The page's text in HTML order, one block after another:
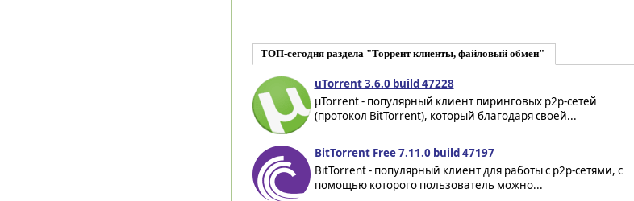
ТОП-сегодня раздела "Торрент клиенты, файловый обмен"
uTorrent 3.6.0 build 47228
µTorrent - популярный клиент пиринговых p2p-сетей
(протокол BitTorrent), который благодаря своей...
BitTorrent Free 7.11.0 build 47197
BitTorrent - популярный клиент для работы с p2p-сетями, с
помощью которого пользователь можно...